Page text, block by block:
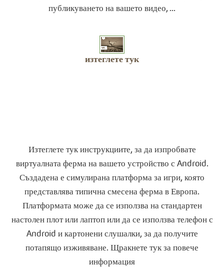
публикуването на вашето видео, ...
изтеглете тук
Изтеглете тук инструкциите, за да изпробвате
виртуалната ферма на вашето устройство с Android.
Създадена е симулирана платформа за игри, която
представлява типична смесена ферма в Европа.
Платформата може да се използва на стандартен
настолен плот или лаптоп или да се използва телефон с
Android и картонени слушалки, за да получите
потапящо изживяване. Щракнете тук за повече
информация